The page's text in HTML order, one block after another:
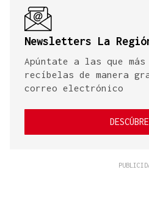
Newsletters La
Apúntate a las que
recíbelas de manera
correo electrónico